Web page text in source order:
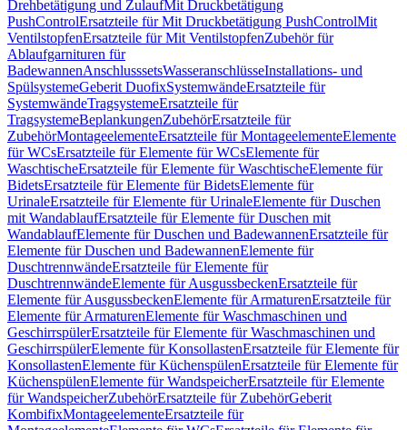
Drehbetätigung und ZulaufMit Druckbetätigung
PushControlErsatzteile für Mit Druckbetätigung PushControlMit
VentilstopfenErsatzteile für Mit VentilstopfenZubehör für
Ablaufgarnituren für
BadewannenAnschlusssetsWasseranschlüsseInstallations- und
SpülsystemeGeberit DuofixSystemwändeErsatzteile für
SystemwändeTragsystemeErsatzteile für
TragsystemeBeplankungenZubehörErsatzteile für
ZubehörMontageelementeErsatzteile für MontageelementeElemente
für WCsErsatzteile für Elemente für WCsElemente für
WaschtischeErsatzteile für Elemente für WaschtischeElemente für
BidetsErsatzteile für Elemente für BidetsElemente für
UrinaleErsatzteile für Elemente für UrinaleElemente für Duschen
mit WandablaufErsatzteile für Elemente für Duschen mit
WandablaufElemente für Duschen und BadewannenErsatzteile für
Elemente für Duschen und BadewannenElemente für
DuschtrennwändeErsatzteile für Elemente für
DuschtrennwändeElemente für AusgussbeckenErsatzteile für
Elemente für AusgussbeckenElemente für ArmaturenErsatzteile für
Elemente für ArmaturenElemente für Waschmaschinen und
GeschirrspülerErsatzteile für Elemente für Waschmaschinen und
GeschirrspülerElemente für KonsollastenErsatzteile für Elemente für
KonsollastenElemente für KüchenspülenErsatzteile für Elemente für
KüchenspülenElemente für WandspeicherErsatzteile für Elemente
für WandspeicherZubehörErsatzteile für ZubehörGeberit
KombifixMontageelementeErsatzteile für